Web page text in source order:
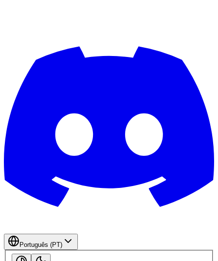
Português (PT)